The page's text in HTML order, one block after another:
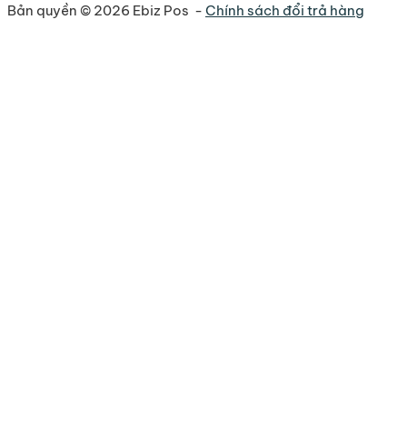
Bản quyền © 2026 Ebiz Pos - Chính sách đổi trả hàng